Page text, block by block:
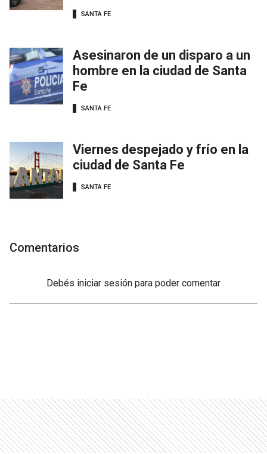
SANTA FE
Asesinaron de un disparo a un
hombre en la ciudad de Santa
Fe
SANTA FE
Viernes despejado y frío en la
ciudad de Santa Fe
SANTA FE
Comentarios
Debés iniciar sesión para poder comentar